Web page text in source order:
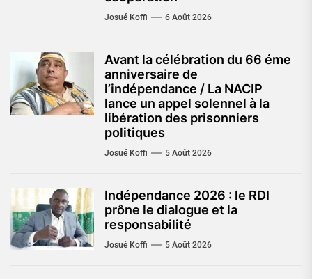
Josué Koffi 6 Août 2026
Avant la célébration du 66 éme
anniversaire de
l’indépendance / La NACIP
lance un appel solennel à la
libération des prisonniers
politiques
Josué Koffi 5 Août 2026
Indépendance 2026 : le RDI
prône le dialogue et la
responsabilité
Josué Koffi 5 Août 2026